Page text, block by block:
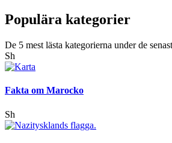
Populära kategorier
De 5 mest lästa kategorierna under de
Sh
Fakta om Marocko
Sh